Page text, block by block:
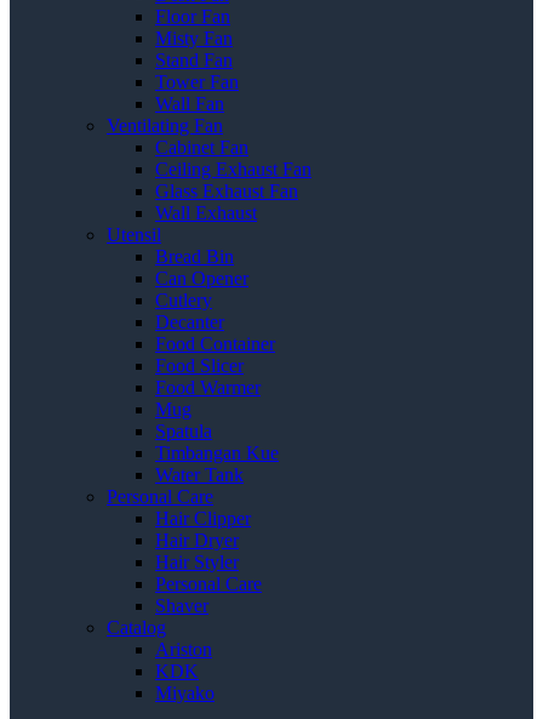
Floor Fan
Misty Fan
Stand Fan
Tower Fan
Wall Fan
Ventilating Fan
Cabinet Fan
Ceiling Exhaust Fan
Glass Exhaust Fan
Wall Exhaust
Utensil
Bread Bin
Can Opener
Cutlery
Decanter
Food Container
Food Slicer
Food Warmer
Mug
Spatula
Timbangan Kue
Water Tank
Personal Care
Hair Clipper
Hair Dryer
Hair Styler
Personal Care
Shaver
Catalog
Ariston
KDK
Miyako